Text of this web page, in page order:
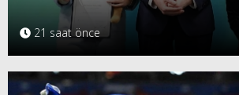
21 saat önce